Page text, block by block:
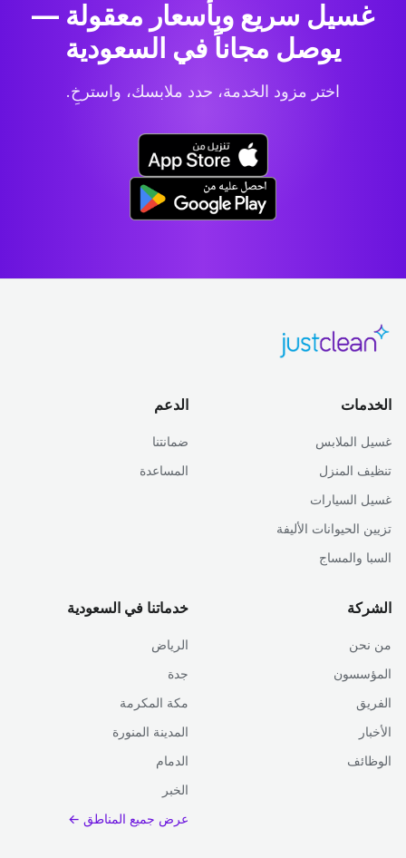
غسيل سريع وبأسعار معقولة —
يوصل مجاناً في السعودية
اختر مزود الخدمة، حدد ملابسك، واسترخِ.
الخدمات
غسيل الملابس
تنظيف المنزل
غسيل السيارات
تزيين الحيوانات الأليفة
السبا والمساج
الدعم
ضمانتنا
المساعدة
الشركة
من نحن
المؤسسون
الفريق
الأخبار
الوظائف
خدماتنا في السعودية
الرياض
جدة
مكة المكرمة
المدينة المنورة
الدمام
الخبر
عرض جميع المناطق ←